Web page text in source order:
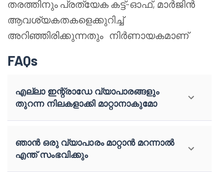
തരത്തിനും പ്രത്യേക കട്ട്-ഓഫ്, മാർജിൻ
ആവശ്യകതകളെക്കുറിച്ച്
അറിഞ്ഞിരിക്കുന്നതും നിർണായകമാണ്
FAQs
എല്ലാ ഇന്റ്രാഡേ വ്യാപാരങ്ങളും
തുറന്ന നിലകളാക്കി മാറ്റാനാകുമോ
ഞാൻ ഒരു വ്യാപാരം മാറ്റാൻ മറന്നാൽ
എന്ത് സംഭവിക്കും